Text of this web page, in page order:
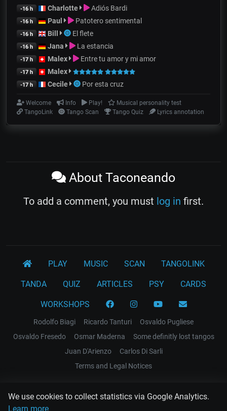
We use cookies to collect statistics via Google Analytics.
Learn more
-16 h Charlotte Adiós Bardi
-16 h Paul Patotero sentimental
-16 h Bill El flete
-16 h Jana La estancia
-17 h Malex Entre tu amor y mi amor
-17 h Malex
-17 h Cecile Por esta cruz
Welcome Info Play!
Musical personality test
TangoLink
Tango Scan Tango Quiz Lyrics annotation
About Taconeando
To add a comment, you must log in first.
PLAY MUSIC SCAN TANGOLINK
TANDA QUIZ ARTICLES PSY CARDS
WORKSHOPS
Rodolfo Biagi Ricardo Tanturi
Osvaldo Pugliese
Osvaldo Fresedo
Osmar Maderna
Some definitly lost tangos
Juan D'Arienzo
Carlos Di Sarli
Terms and Legal Notices
EL RECODO TANGO